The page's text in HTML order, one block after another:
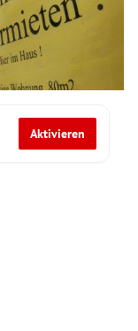
Aktivieren